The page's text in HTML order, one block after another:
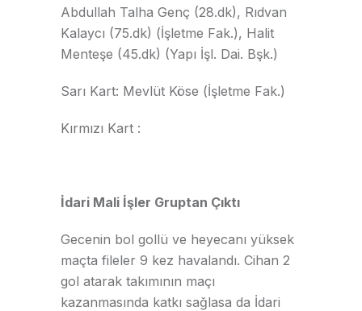
Abdullah Talha Genç (28.dk), Rıdvan
Kalaycı (75.dk) (İşletme Fak.), Halit
Menteşe (45.dk) (Yapı İşl. Dai. Bşk.)
Sarı Kart: Mevlüt Köse (İşletme Fak.)
Kırmızı Kart :
İdari Mali İşler Gruptan Çıktı
Gecenin bol gollü ve heyecanı yüksek
maçta fileler 9 kez havalandı. Cihan 2
gol atarak takımının maçı
kazanmasında katkı sağlasa da İdari